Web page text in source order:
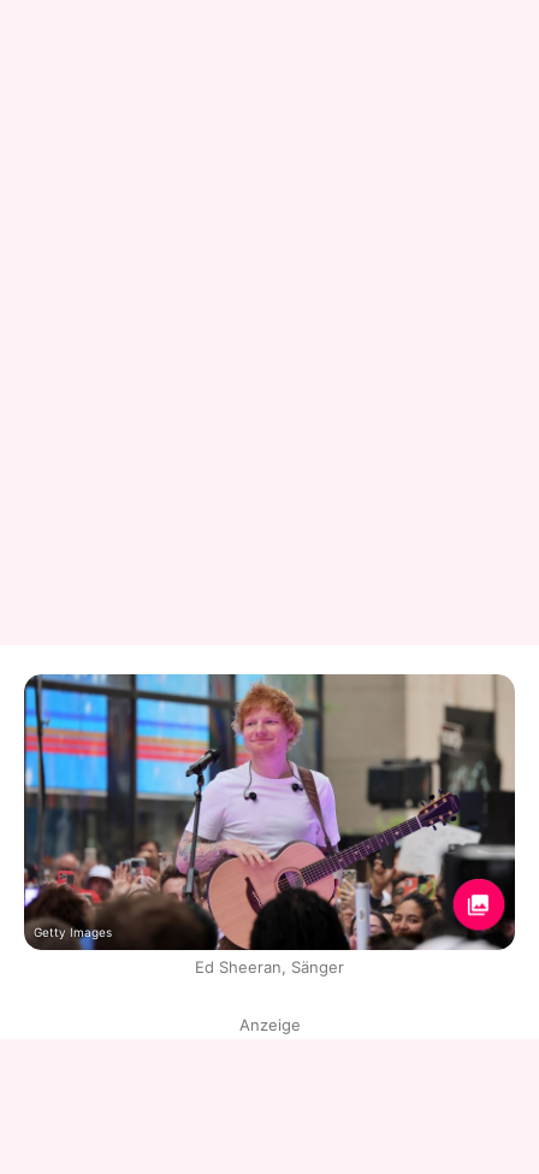
Getty Images
Ed Sheeran, Sänger
Anzeige